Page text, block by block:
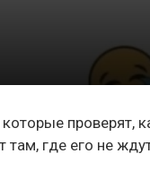
проверят,
там, где его не